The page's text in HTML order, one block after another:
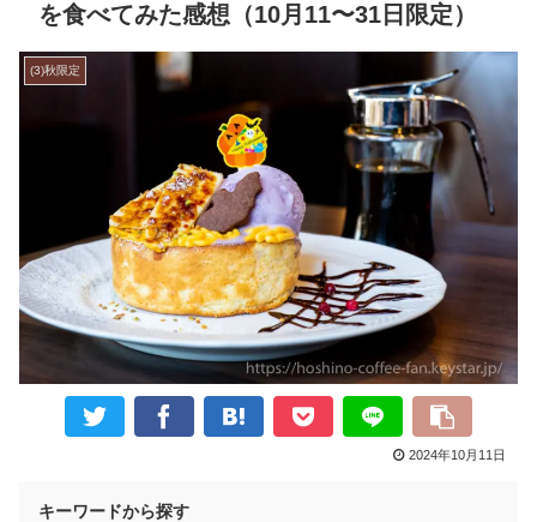
を食べてみた感想（10月11〜31日限定）
(3)秋限定
2024年10月11日
キーワードから探す